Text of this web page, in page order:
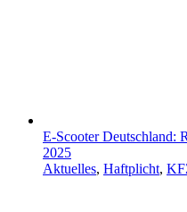
E-Scooter Deutschland:
2025
Aktuelles, Haftplicht,